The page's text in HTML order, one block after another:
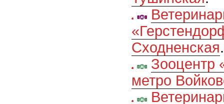
Сходненская.
Зооцентр
метро